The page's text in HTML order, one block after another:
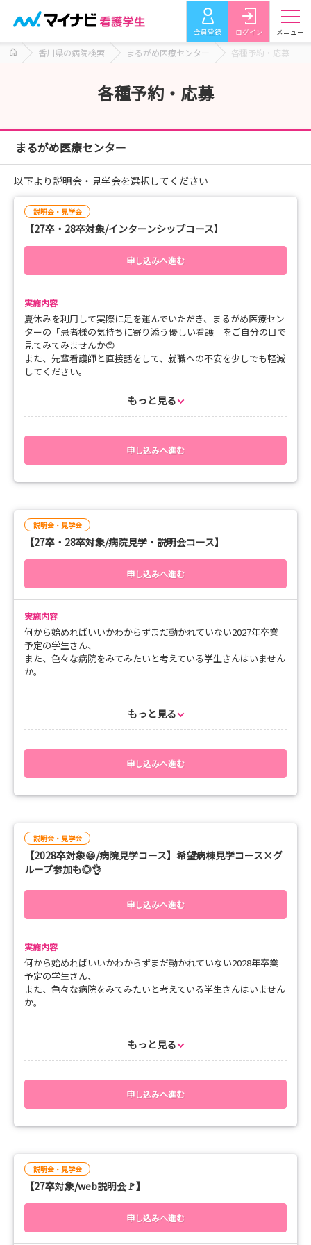
会員登録 ログイン メニュー
香川県の病院検索 まるがめ医療センター 各種予約・応募
各種予約・応募
まるがめ医療センター
以下より説明会・見学会を選択してください
説明会・見学会
【27卒・28卒対象/インターンシップコース】
申し込みへ進む
実施内容
夏休みを利用して実際に足を運んでいただき、まるがめ医療セン
ターの「患者様の気持ちに寄り添う優しい看護」をご自分の目で
見てみてみませんか😊
また、先輩看護師と直接話をして、就職への不安を少しでも軽減
してください。
【タイムテーブル】
10:10 オリエンテーション
11:30 病棟見学ツアー
12:00 昼食
13:00 病棟オリエンテーション
病棟概要・入院患者の特徴・担当看護師紹介
看護師とともに入院患者への看護の実際を経験
バイタルサイン測定・日常生活援助・体位変換・移動
など
15:00 先輩看護師との座談会
15:30 まとめ、アンケート
--- ポイント ---
🌸看護部の充実した教育サポート体制
🌸職員寮『まる・る』のご案内
🌸学校での座学と実習を絡めた国試の対策
＼こんな方におススメ／
🌸働くイメージを掴みたい
🌸一人暮らしを始めたい！
🌸国試に向けてのレクチャーをして欲しい
🌸将来の看護師像が描けていない
先輩看護師に質問したい、気になっていたことを教えてもらうチ
ャンスです。
もっと見る
申し込みへ進む
説明会・見学会
【27卒・28卒対象/病院見学・説明会コース】
申し込みへ進む
実施内容
何から始めればいいかわからずまだ動かれていない2027年卒業
予定の学生さん、
また、色々な病院をみてみたいと考えている学生さんはいません
か。
また、webでのご参加希望の方はweb説明会を同時開催していま
すので、そちらからお申し込みください‼️
のご説明
11:00 病院だからこそできる国試対策（学校で学んだ内容と実
習で学んだ技能の統合について）
11:30 先輩看護師との座談会
12:30 まとめ、アンケート
--- ポイント ---
🌸院内見学で病棟の雰囲気を知る！
🌸先輩看護師とのぶっちゃけトーク！
🌸職員寮『まる・る』のご案内
🌸学校での座学と実習を絡めた国試の対策
🌸一人暮らしを始めたい！
🌸将来の看護師像が描けていない
もっと見る
申し込みへ進む
説明会・見学会
【2028卒対象😄/病院見学コース】希望病棟見学コース×グ
ループ参加も◎👌
申し込みへ進む
実施内容
何から始めればいいかわからずまだ動かれていない2028年卒業
予定の学生さん、
また、色々な病院をみてみたいと考えている学生さんはいません
か。
🌸看護部の充実した教育サポート体制
＼こんな方におススメ／
🌸働くイメージを掴みたい
🌸一人暮らしを始めたい！
🌸採用試験に必要な小論文のレクチャーをして欲しい
もっと見る
申し込みへ進む
説明会・見学会
【27卒対象/web説明会🚩】
申し込みへ進む